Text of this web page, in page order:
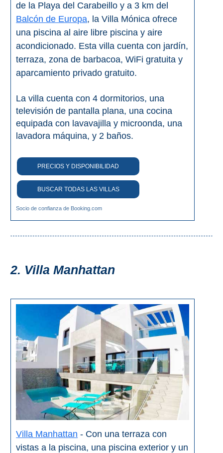
ZONAS
Reserva de
Ardales
Álora
Todos
QUÉ
Playas de Maro
Excursiones Desde Málaga
QUÉ
HACER
Buceo
Deportes
Acuáticos
de la Playa del Carabeillo y a 3 km del
Balcón de Europa, la Villa Mónica ofrece
una piscina al aire libre piscina y aire
acondicionado. Esta villa cuenta con jardín,
terraza, zona de barbacoa, WiFi gratuita y
aparcamiento privado gratuito.
La villa cuenta con 4 dormitorios, una
televisión de pantalla plana, una cocina
equipada con lavavajilla y microonda, una
lavadora máquina, y 2 baños.
PRECIOS Y DISPONIBILIDAD
BUSCAR TODAS LAS VILLAS
Socio de confianza de Booking.com
2. Villa Manhattan
Villa Manhattan - Con una terraza con
vistas a la piscina, una piscina exterior y un